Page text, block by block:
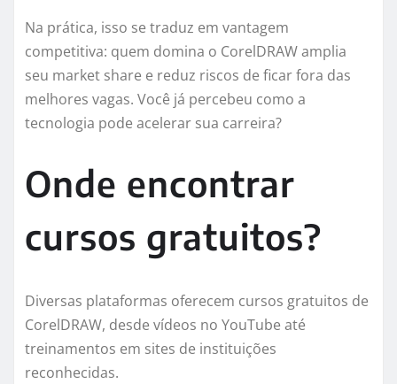
Na prática, isso se traduz em vantagem
competitiva: quem domina o CorelDRAW amplia
seu market share e reduz riscos de ficar fora das
melhores vagas. Você já percebeu como a
tecnologia pode acelerar sua carreira?
Onde encontrar
cursos gratuitos?
Diversas plataformas oferecem cursos gratuitos de
CorelDRAW, desde vídeos no YouTube até
treinamentos em sites de instituições
reconhecidas.